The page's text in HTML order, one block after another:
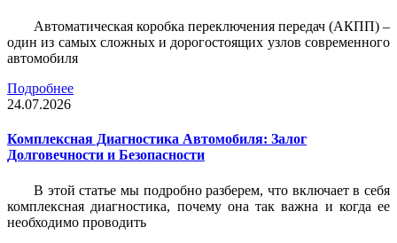
Автоматическая коробка переключения передач (АКПП) –
один из самых сложных и дорогостоящих узлов современного
автомобиля
Подробнее
24.07.2026
Комплексная Диагностика Автомобиля: Залог
Долговечности и Безопасности
В этой статье мы подробно разберем, что включает в себя
комплексная диагностика, почему она так важна и когда ее
необходимо проводить